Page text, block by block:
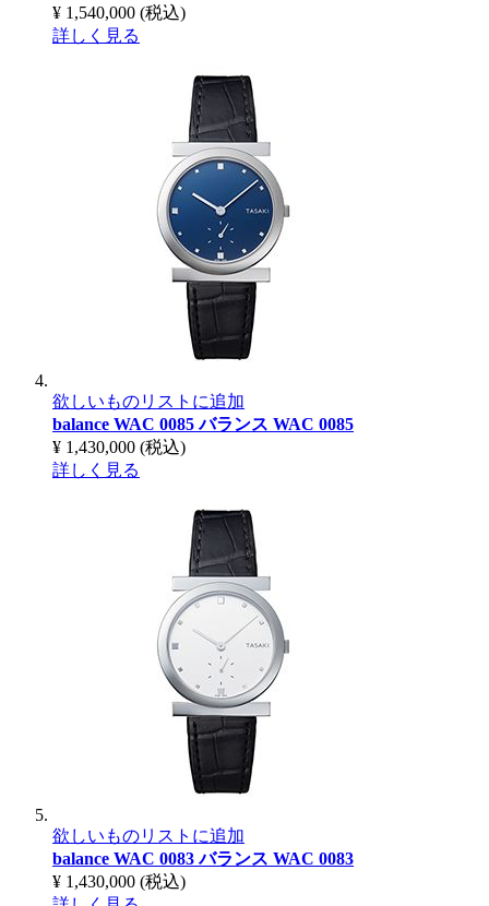
¥ 1,540,000 (税込)
詳しく見る
欲しいものリストに追加
balance WAC 0085バランス WAC 0085
¥ 1,430,000 (税込)
詳しく見る
欲しいものリストに追加
balance WAC 0083バランス WAC 0083
¥ 1,430,000 (税込)